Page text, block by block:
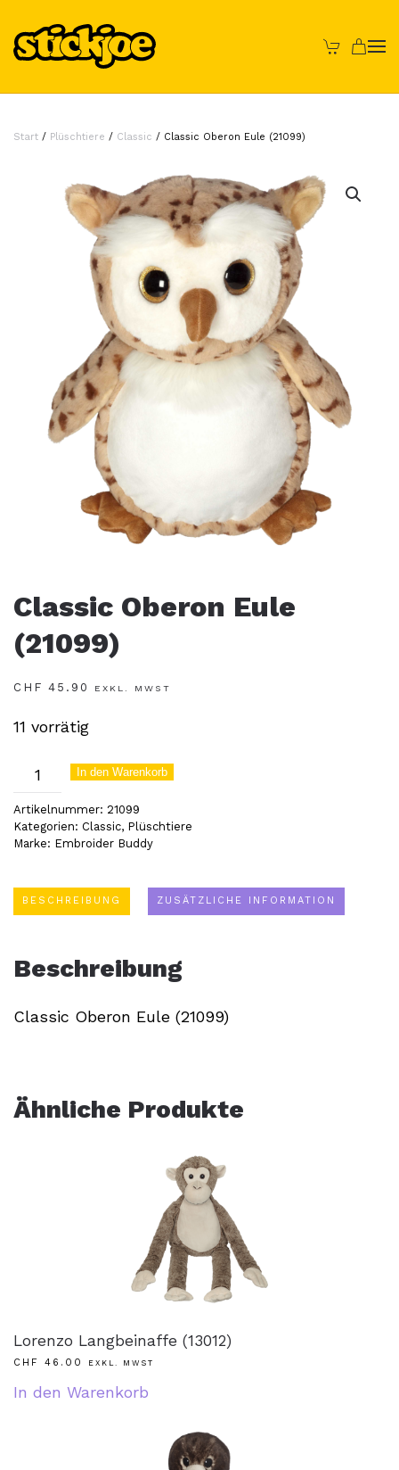
Skip to main content
Start / Plüschtiere / Classic / Classic Oberon Eule (21099)
Classic Oberon Eule
(21099)
CHF 45.90 EXKL. MWST
11 vorrätig
Classic
Oberon
Eule
(21099)
In den Warenkorb
Artikelnummer: 21099
Kategorien: Classic, Plüschtiere
Marke: Embroider Buddy
BESCHREIBUNG ZUSÄTZLICHE INFORMATION
Beschreibung
Classic Oberon Eule (21099)
Ähnliche Produkte
Lorenzo Langbeinaffe (13012)
CHF 46.00 EXKL. MWST
In den Warenkorb